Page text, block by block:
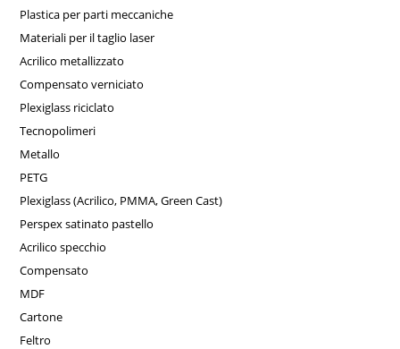
Plastica per parti meccaniche
Materiali per il taglio laser
Acrilico metallizzato
Compensato verniciato
Plexiglass riciclato
Tecnopolimeri
Metallo
PETG
Plexiglass (Acrilico, PMMA, Green Cast)
Perspex satinato pastello
Acrilico specchio
Compensato
MDF
Cartone
Feltro